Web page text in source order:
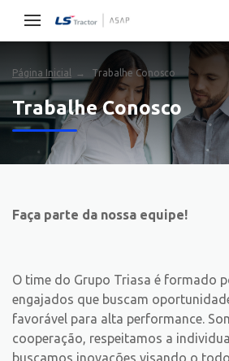
Página Inicial Trabalhe Conosco
Trabalhe Conosco
Faça parte da nossa equipe!
O time do Grupo Triasa é formado
engajados que buscam
favorável para alta performance.
cooperação, respeitamos a
buscamos inovações visando o